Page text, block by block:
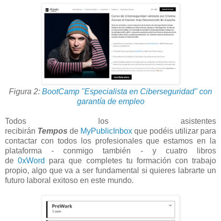
Figura 2: BootCamp "Especialista en Ciberseguridad" con
garantía de empleo
Todos los asistentes
recibirán Tempos de MyPublicInbox que podéis utilizar para
contactar con todos los profesionales que estamos en la
plataforma - conmigo también - y cuatro libros
de0xWord
para que completes tu formación con trabajo
propio, algo que va a ser fundamental si quieres labrarte un
futuro laboral exitoso en este mundo.